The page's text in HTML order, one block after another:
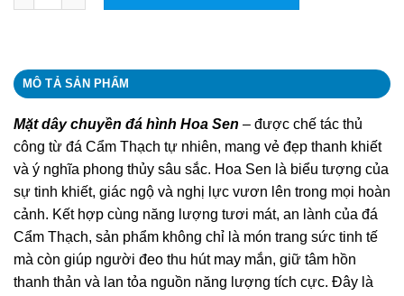
MÔ TẢ SẢN PHẨM
Mặt dây chuyền đá hình Hoa Sen – được chế tác thủ
công từ đá Cẩm Thạch tự nhiên, mang vẻ đẹp thanh khiết
và ý nghĩa phong thủy sâu sắc. Hoa Sen là biểu tượng của
sự tinh khiết, giác ngộ và nghị lực vươn lên trong mọi hoàn
cảnh. Kết hợp cùng năng lượng tươi mát, an lành của đá
Cẩm Thạch, sản phẩm không chỉ là món trang sức tinh tế
mà còn giúp người đeo thu hút may mắn, giữ tâm hồn
thanh thản và lan tỏa nguồn năng lượng tích cực. Đây là